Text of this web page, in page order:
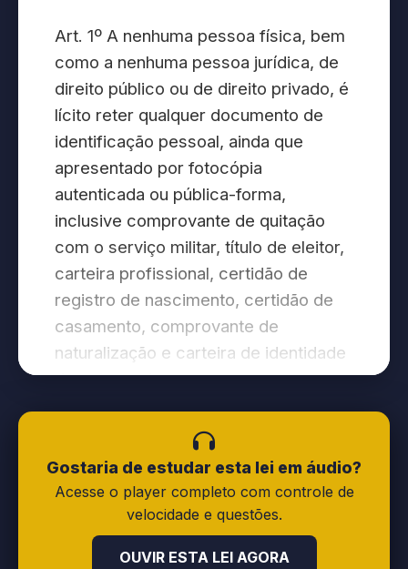
Art. 1º A nenhuma pessoa física, bem
como a nenhuma pessoa jurídica, de
direito público ou de direito privado, é
lícito reter qualquer documento de
identificação pessoal, ainda que
apresentado por fotocópia
autenticada ou pública-forma,
inclusive comprovante de quitação
com o serviço militar, título de eleitor,
carteira profissional, certidão de
registro de nascimento, certidão de
casamento, comprovante de
naturalização e carteira de identidade
de estrangeiro.
Art. 2º Quando, para a realização de
determinado ato, for exigida a
apresentação de documento de
identificação, a pessoa que fizer a
exigência fará extrair, no prazo de até
5 (cinco) dias, os dados que
Gostaria de estudar esta lei em áudio?
Acesse o player completo com controle de
velocidade e questões.
OUVIR ESTA LEI AGORA